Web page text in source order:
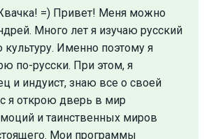
=) Привет! Меня можно
Много лет я изучаю русский
Именно поэтому я
по-русски. При этом, я
и индуист, знаю все о своей
я открою дверь в мир
и таинственных миров
Мои программы